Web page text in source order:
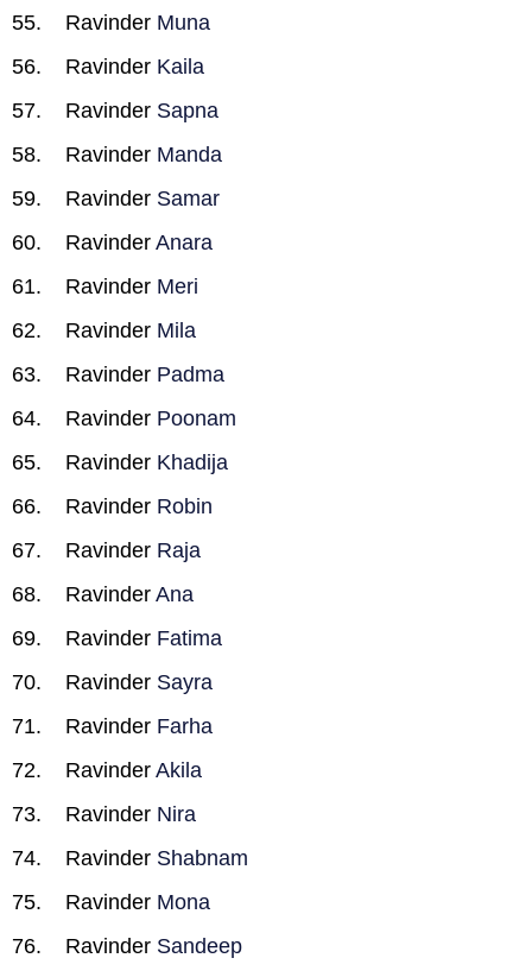
Ravinder Muna
Ravinder Kaila
Ravinder Sapna
Ravinder Manda
Ravinder Samar
Ravinder Anara
Ravinder Meri
Ravinder Mila
Ravinder Padma
Ravinder Poonam
Ravinder Khadija
Ravinder Robin
Ravinder Raja
Ravinder Ana
Ravinder Fatima
Ravinder Sayra
Ravinder Farha
Ravinder Akila
Ravinder Nira
Ravinder Shabnam
Ravinder Mona
Ravinder Sandeep